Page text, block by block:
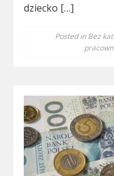
dziecko […]
Posted inBez